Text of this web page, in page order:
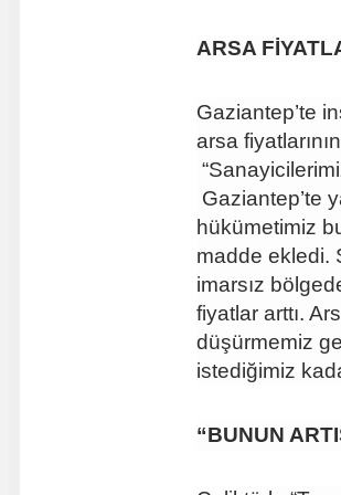
ARSA
Gaziantep’te
arsa
Gaziantep’te
hükümetimiz
madde ekledi.
imarsız
fiyatlar arttı.
düşürmemiz
istediğimiz
“BUNUN